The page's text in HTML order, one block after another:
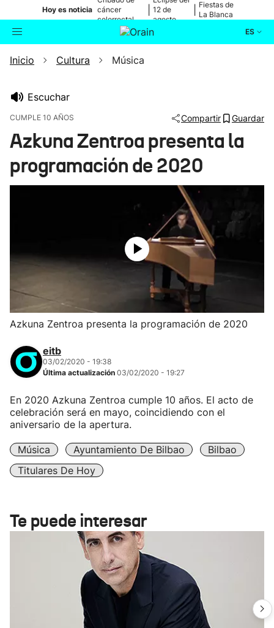
Hoy es noticia cáncer
colorrectal
12 de
agosto
Fiestas de
La Blanca
ES
Buscador Actualidad
Ikusmiran
Inicio Cultura Música
Escuchar
CUMPLE 10 AÑOS Compartir Guardar
Azkuna Zentroa presenta la
programación de 2020
Azkuna Zentroa presenta la programación de 2020
eitb
03/02/2020 - 19:38
Última actualización 03/02/2020 - 19:27
En 2020 Azkuna Zentroa cumple 10 años. El acto de
celebración será en mayo, coincidiendo con el
aniversario de la apertura.
Música Ayuntamiento De Bilbao
Bilbao
Titulares De Hoy
Te puede interesar